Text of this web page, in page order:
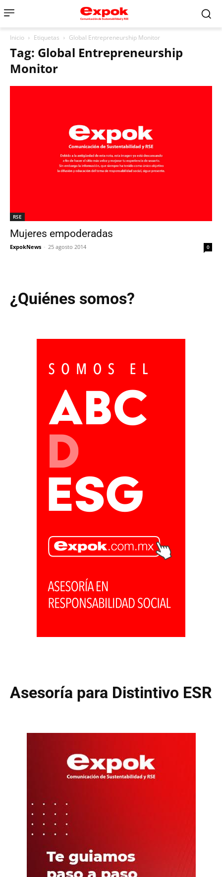
Inicio Etiquetas Global Entrepreneurship Monitor
Tag: Global Entrepreneurship
Monitor
RSE
Mujeres empoderadas
ExpokNews - 25 agosto 2014 0
¿Quiénes somos?
Asesoría para Distintivo ESR